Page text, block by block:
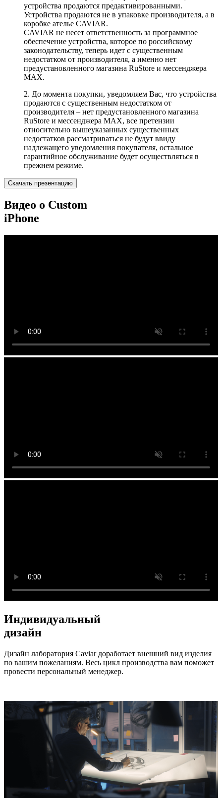
устройства продаются предактивированными.
Устройства продаются не в упаковке производителя, а в
коробке ателье CAVIAR.
CAVIAR не несет ответственность за программное
обеспечение устройства, которое по российскому
законодательству, теперь идет с существенным
недостатком от производителя, а именно нет
предустановленного магазина RuStore и мессенджера
MAX.
2. До момента покупки, уведомляем Вас, что устройства
продаются с существенным недостатком от
производителя – нет предустановленного магазина
RuStore и мессенджера MAX, все претензии
относительно вышеуказанных существенных
недостатков рассматриваться не будут ввиду
надлежащего уведомления покупателя, остальное
гарантийное обслуживание будет осуществляться в
прежнем режиме.
Скачать презентацию
Видео о Custom
iPhone
Индивидуальный
дизайн
Дизайн лаборатория Caviar доработает внешний вид изделия
по вашим пожеланиям. Весь цикл производства вам поможет
провести персональный менеджер.